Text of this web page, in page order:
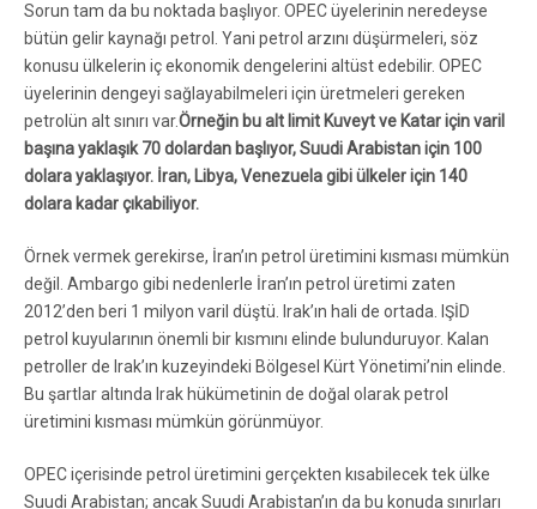
Sorun tam da bu noktada başlıyor. OPEC üyelerinin neredeyse
bütün gelir kaynağı petrol. Yani petrol arzını düşürmeleri, söz
konusu ülkelerin iç ekonomik dengelerini altüst edebilir. OPEC
üyelerinin dengeyi sağlayabilmeleri için üretmeleri gereken
petrolün alt sınırı var.Örneğin bu alt limit Kuveyt ve Katar için varil
başına yaklaşık 70 dolardan başlıyor, Suudi Arabistan için 100
dolara yaklaşıyor. İran, Libya, Venezuela gibi ülkeler için 140
dolara kadar çıkabiliyor.
Örnek vermek gerekirse, İran’ın petrol üretimini kısması mümkün
değil. Ambargo gibi nedenlerle İran’ın petrol üretimi zaten
2012’den beri 1 milyon varil düştü. Irak’ın hali de ortada. IŞİD
petrol kuyularının önemli bir kısmını elinde bulunduruyor. Kalan
petroller de Irak’ın kuzeyindeki Bölgesel Kürt Yönetimi’nin elinde.
Bu şartlar altında Irak hükümetinin de doğal olarak petrol
üretimini kısması mümkün görünmüyor.
OPEC içerisinde petrol üretimini gerçekten kısabilecek tek ülke
Suudi Arabistan; ancak Suudi Arabistan’ın da bu konuda sınırları